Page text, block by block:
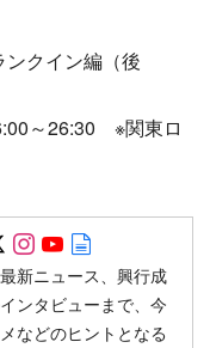
ンクイン編（後
～26:30 ※関東ロ
Follow on SNS
Follow on SNS
Follow on
新ニュース、興行成
ンタビューまで、今
などのヒントとなる